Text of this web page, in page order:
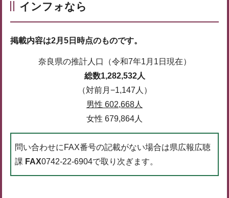
インフォなら
掲載内容は2月5日時点のものです。
奈良県の推計人口（令和7年1月1日現在）
総数1,282,532人
（対前月−1,147人）
男性 602,668人
女性 679,864人
問い合わせにFAX番号の記載がない場合は県広報広聴
課 FAX0742-22-6904で取り次ぎます。